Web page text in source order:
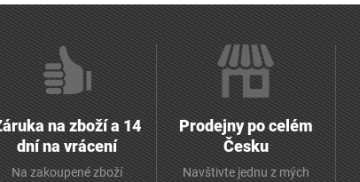
na zboží a 14
dní na vrácení
Na zakoupené zboží
Prodejny po celém
Česku
Navštivte jednu z mých